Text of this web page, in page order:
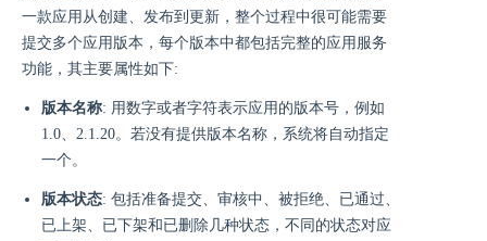
一款应用从创建、发布到更新，整个过程中很可能需要
提交多个应用版本，每个版本中都包括完整的应用服务
功能，其主要属性如下:
版本名称: 用数字或者字符表示应用的版本号，例如
1.0、2.1.20。若没有提供版本名称，系统将自动指定
一个。
版本状态: 包括准备提交、审核中、被拒绝、已通过、
已上架、已下架和已删除几种状态，不同的状态对应